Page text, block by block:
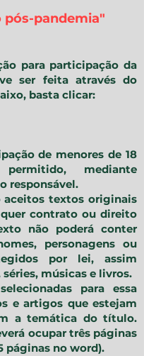
pós-pandemia"
para participação da
ser feita através do
basta clicar:
de menores de 18
mediante
responsável.
aceitos textos originais
contrato ou direito
não poderá conter
personagens ou
por lei, assim
músicas e livros.
para essa
e artigos que estejam
a temática do título.
ocupar três páginas
páginas no word).